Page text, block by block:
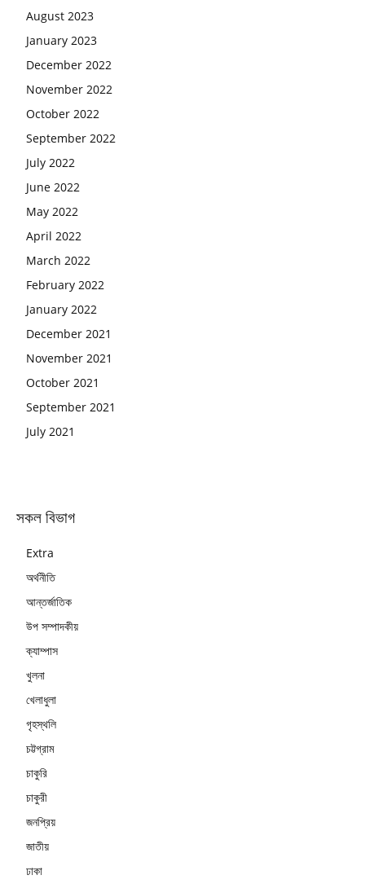
August 2023
January 2023
December 2022
November 2022
October 2022
September 2022
July 2022
June 2022
May 2022
April 2022
March 2022
February 2022
January 2022
December 2021
November 2021
October 2021
September 2021
July 2021
সকল বিভাগ
Extra
অর্থনীতি
আন্তর্জাতিক
উপ সম্পাদকীয়
ক্যাম্পাস
খুলনা
খেলাধুলা
গৃহস্থলি
চট্টগ্রাম
চাকুরি
চাকুরী
জনপ্রিয়
জাতীয়
ঢাকা